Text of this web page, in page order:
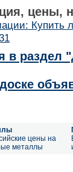
цены,
Купить
в раздел
цены на
металлы